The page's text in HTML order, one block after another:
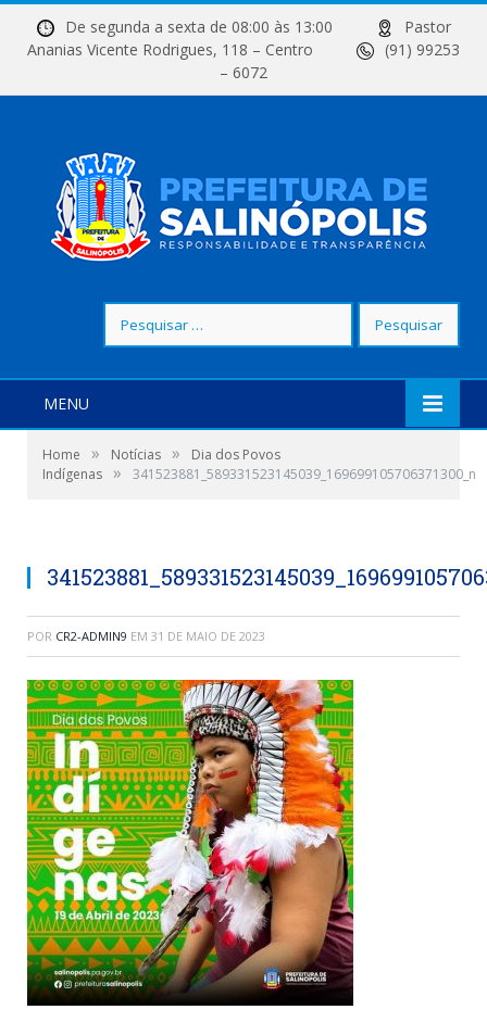
De segunda a sexta de 08:00 às 13:00
Pastor
Ananias Vicente Rodrigues, 118 – Centro
(91) 99253
– 6072
por:
MENU
Home » Notícias »
Dia dos Povos
Indígenas » 341523881_589331523145039_169699105706371300_n
POR CR2-ADMIN9 EM 31 DE MAIO DE 2023